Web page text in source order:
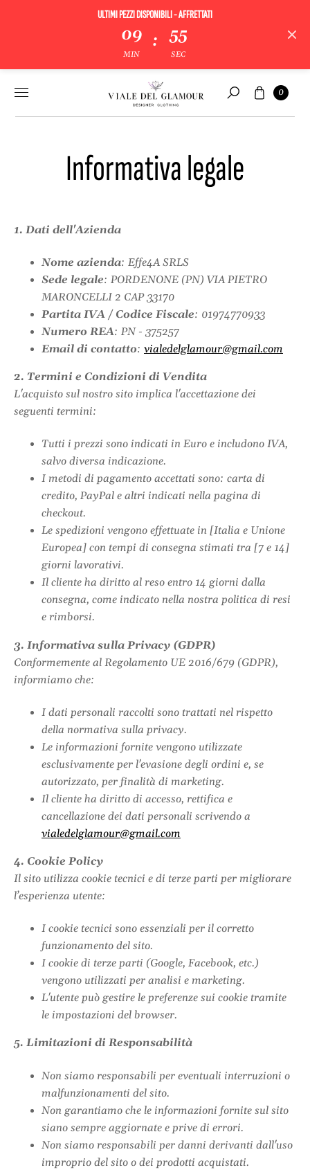
contenuto
ULTIMI PEZZI DISPONIBILI - AFFRETTATI
09
MIN
: 55
SEC
Cerca
Carrello
0
Informativa legale
1. Dati dell'Azienda
Nome azienda: Effe4A SRLS
Sede legale: PORDENONE (PN) VIA PIETRO
MARONCELLI 2 CAP 33170
Partita IVA / Codice Fiscale: 01974770933
Numero REA: PN - 375257
Email di contatto: vialedelglamour@gmail.com
2. Termini e Condizioni di Vendita
L'acquisto sul nostro sito implica l'accettazione dei
seguenti termini:
Tutti i prezzi sono indicati in Euro e includono IVA,
salvo diversa indicazione.
I metodi di pagamento accettati sono: carta di
credito, PayPal e altri indicati nella pagina di
checkout.
Le spedizioni vengono effettuate in [Italia e Unione
Europea] con tempi di consegna stimati tra [7 e 14]
giorni lavorativi.
Il cliente ha diritto al reso entro 14 giorni dalla
consegna, come indicato nella nostra politica di resi
e rimborsi.
3. Informativa sulla Privacy (GDPR)
Conformemente al Regolamento UE 2016/679 (GDPR),
informiamo che:
I dati personali raccolti sono trattati nel rispetto
della normativa sulla privacy.
Le informazioni fornite vengono utilizzate
esclusivamente per l'evasione degli ordini e, se
autorizzato, per finalità di marketing.
Il cliente ha diritto di accesso, rettifica e
cancellazione dei dati personali scrivendo a
vialedelglamour@gmail.com
4. Cookie Policy
Il sito utilizza cookie tecnici e di terze parti per migliorare
l’esperienza utente:
I cookie tecnici sono essenziali per il corretto
funzionamento del sito.
I cookie di terze parti (Google, Facebook, etc.)
vengono utilizzati per analisi e marketing.
L'utente può gestire le preferenze sui cookie tramite
le impostazioni del browser.
5. Limitazioni di Responsabilità
Non siamo responsabili per eventuali interruzioni o
malfunzionamenti del sito.
Non garantiamo che le informazioni fornite sul sito
siano sempre aggiornate e prive di errori.
Non siamo responsabili per danni derivanti dall'uso
improprio del sito o dei prodotti acquistati.